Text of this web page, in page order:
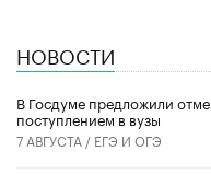
НОВОСТИ
В Госдуме предложили
поступлением в вузы
7 АВГУСТА / ЕГЭ И ОГЭ